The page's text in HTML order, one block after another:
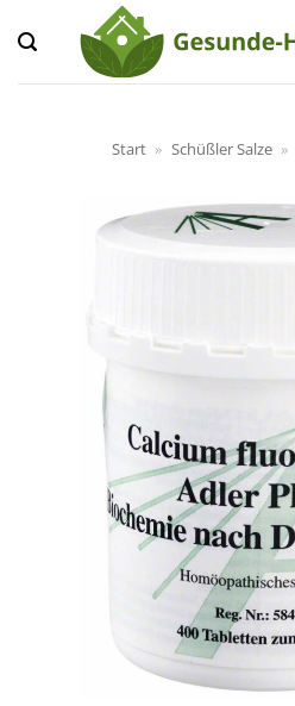
Inhalt
springen
Start » Schüßler Salze »